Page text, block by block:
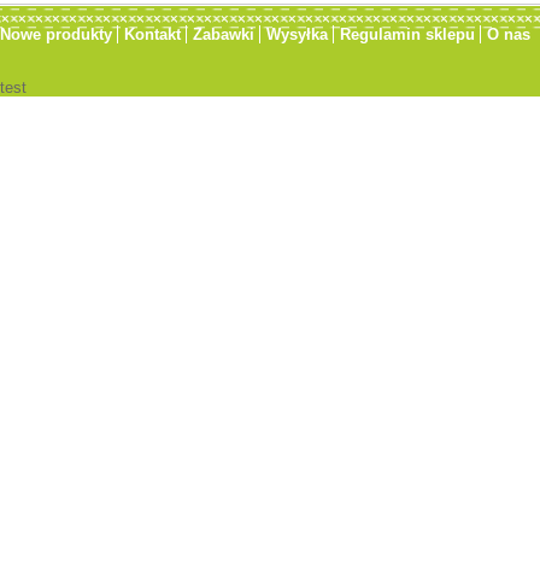
Nowe produkty Kontakt Zabawki Wysyłka Regulamin sklepu O nas
test